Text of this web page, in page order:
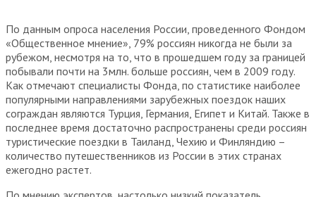
По данным опроса населения России, проведенного Фондом
«Общественное мнение», 79% россиян никогда не были за
рубежом, несмотря на то, что в прошедшем году за границей
побывали почти на 3млн. больше россиян, чем в 2009 году.
Как отмечают специалисты Фонда, по статистике наиболее
популярными направлениями зарубежных поездок наших
сограждан являются Турция, Германия, Египет и Китай. Также в
последнее время достаточно распространены среди россиян
туристические поездки в Таиланд, Чехию и Финляндию –
количество путешественников из России в этих странах
ежегодно растет.